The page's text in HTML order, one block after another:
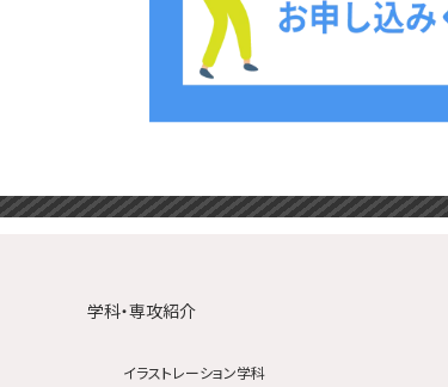
学科・専攻紹介
イラストレーション学科